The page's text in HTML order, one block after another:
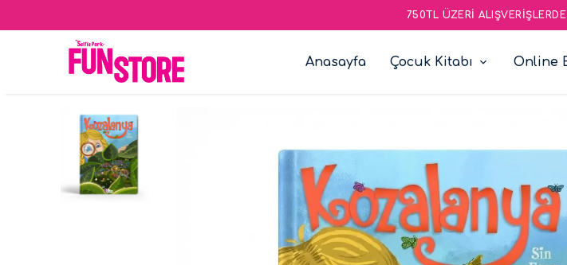
750TL ÜZERI
Anasayfa Çocuk Kitabı Online